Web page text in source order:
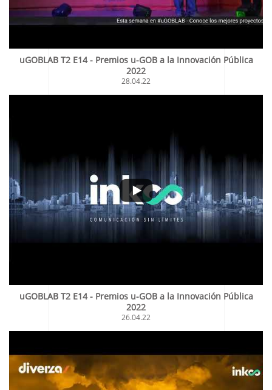
uGOBLAB T2 E14 - Premios u-GOB a la Innovación Pública
2022
28.04.22
uGOBLAB T2 E14 - Premios u-GOB a la Innovación Pública
2022
26.04.22